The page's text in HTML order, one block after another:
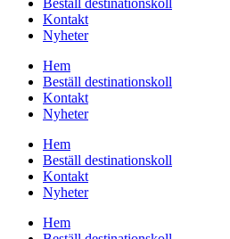
Beställ destinationskoll
Kontakt
Nyheter
Hem
Beställ destinationskoll
Kontakt
Nyheter
Hem
Beställ destinationskoll
Kontakt
Nyheter
Hem